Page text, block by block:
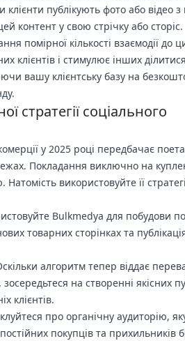
клієнти публікують фото або відео
контент у свою стрічку або сторіс.
помірної кількості взаємодії до
клієнтів і стимулює інших
вашу клієнтську базу на
стратегії соціального
у 2025 році передбачає
Покладання виключно на
використовуйте її
Bulkmedya для побудови
товарних сторінках та
алгоритм тепер віддає
на створенні якісних
клієнтів.
про органічну аудиторію,
покупців та прихильників